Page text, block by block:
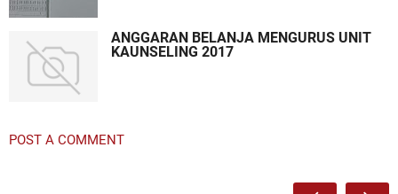
ANGGARAN BELANJA MENGURUS UNIT
KAUNSELING 2017
POST A COMMENT